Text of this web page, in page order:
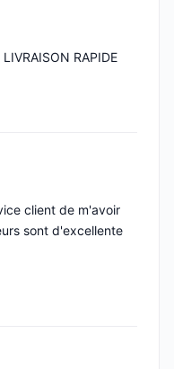
RAPIDE
client de m'avoir
sont d'excellente